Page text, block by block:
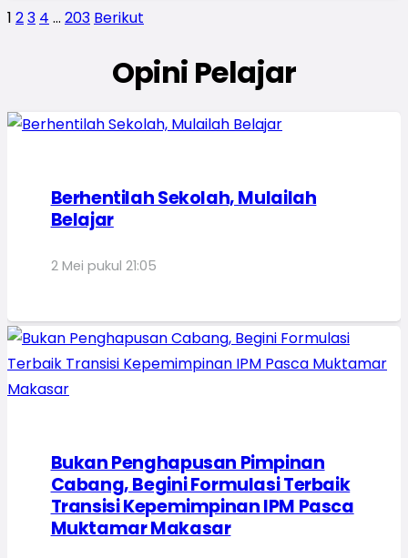
1 23 4 … 203 Berikut
Opini Pelajar
Berhentilah Sekolah, Mulailah
Belajar
2 Mei pukul 21:05
Bukan Penghapusan Pimpinan
Cabang, Begini Formulasi Terbaik
Transisi Kepemimpinan IPM Pasca
Muktamar Makasar